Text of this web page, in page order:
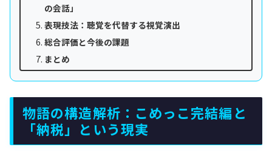
の会話」
表現技法：聴覚を代替する視覚演出
総合評価と今後の課題
まとめ
物語の構造解析：こめっこ完結編と
「納税」という現実